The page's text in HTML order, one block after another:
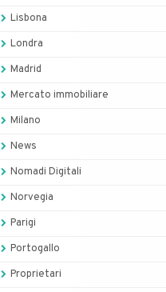
Lisbona
Londra
Madrid
Mercato immobiliare
Milano
News
Nomadi Digitali
Norvegia
Parigi
Portogallo
Proprietari